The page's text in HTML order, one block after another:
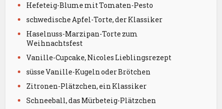
Hefeteig-Blume mit Tomaten-Pesto
schwedische Apfel-Torte, der Klassiker
Haselnuss-Marzipan-Torte zum
Weihnachtsfest
Vanille-Cupcake, Nicoles Lieblingsrezept
süsse Vanille-Kugeln oder Brötchen
Zitronen-Plätzchen, ein Klassiker
Schneeball, das Mürbeteig-Plätzchen